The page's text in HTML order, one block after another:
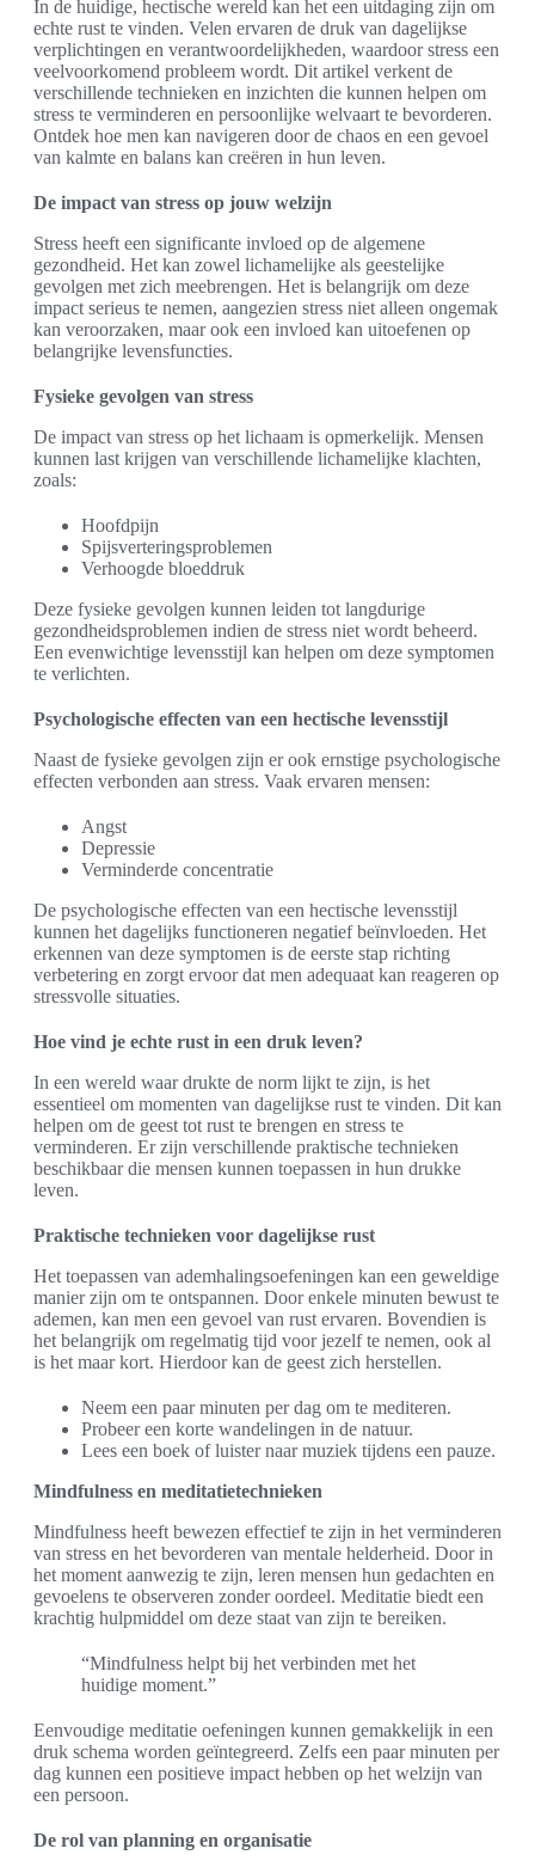
In de huidige, hectische wereld kan het een uitdaging zijn om
echte rust te vinden. Velen ervaren de druk van dagelijkse
verplichtingen en verantwoordelijkheden, waardoor stress een
veelvoorkomend probleem wordt. Dit artikel verkent de
verschillende technieken en inzichten die kunnen helpen om
stress te verminderen en persoonlijke welvaart te bevorderen.
Ontdek hoe men kan navigeren door de chaos en een gevoel
van kalmte en balans kan creëren in hun leven.
De impact van stress op jouw welzijn
Stress heeft een significante invloed op de algemene
gezondheid. Het kan zowel lichamelijke als geestelijke
gevolgen met zich meebrengen. Het is belangrijk om deze
impact serieus te nemen, aangezien stress niet alleen ongemak
kan veroorzaken, maar ook een invloed kan uitoefenen op
belangrijke levensfuncties.
Fysieke gevolgen van stress
De impact van stress op het lichaam is opmerkelijk. Mensen
kunnen last krijgen van verschillende lichamelijke klachten,
zoals:
Hoofdpijn
Spijsverteringsproblemen
Verhoogde bloeddruk
Deze fysieke gevolgen kunnen leiden tot langdurige
gezondheidsproblemen indien de stress niet wordt beheerd.
Een evenwichtige levensstijl kan helpen om deze symptomen
te verlichten.
Psychologische effecten van een hectische levensstijl
Naast de fysieke gevolgen zijn er ook ernstige psychologische
effecten verbonden aan stress. Vaak ervaren mensen:
Angst
Depressie
Verminderde concentratie
De psychologische effecten van een hectische levensstijl
kunnen het dagelijks functioneren negatief beïnvloeden. Het
erkennen van deze symptomen is de eerste stap richting
verbetering en zorgt ervoor dat men adequaat kan reageren op
stressvolle situaties.
Hoe vind je echte rust in een druk leven?
In een wereld waar drukte de norm lijkt te zijn, is het
essentieel om momenten van dagelijkse rust te vinden. Dit kan
helpen om de geest tot rust te brengen en stress te
verminderen. Er zijn verschillende praktische technieken
beschikbaar die mensen kunnen toepassen in hun drukke
leven.
Praktische technieken voor dagelijkse rust
Het toepassen van ademhalingsoefeningen kan een geweldige
manier zijn om te ontspannen. Door enkele minuten bewust te
ademen, kan men een gevoel van rust ervaren. Bovendien is
het belangrijk om regelmatig tijd voor jezelf te nemen, ook al
is het maar kort. Hierdoor kan de geest zich herstellen.
Neem een paar minuten per dag om te mediteren.
Probeer een korte wandelingen in de natuur.
Lees een boek of luister naar muziek tijdens een pauze.
Mindfulness en meditatietechnieken
Mindfulness heeft bewezen effectief te zijn in het verminderen
van stress en het bevorderen van mentale helderheid. Door in
het moment aanwezig te zijn, leren mensen hun gedachten en
gevoelens te observeren zonder oordeel. Meditatie biedt een
krachtig hulpmiddel om deze staat van zijn te bereiken.
“Mindfulness helpt bij het verbinden met het
huidige moment.”
Eenvoudige meditatie oefeningen kunnen gemakkelijk in een
druk schema worden geïntegreerd. Zelfs een paar minuten per
dag kunnen een positieve impact hebben op het welzijn van
een persoon.
De rol van planning en organisatie